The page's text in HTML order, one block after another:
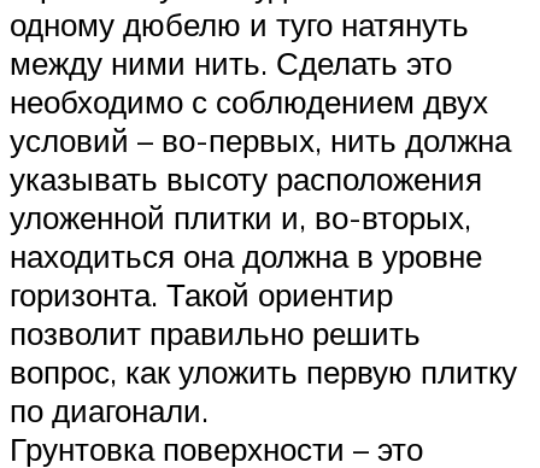
одному дюбелю и туго натянуть
между ними нить. Сделать это
необходимо с соблюдением двух
условий – во-первых, нить должна
указывать высоту расположения
уложенной плитки и, во-вторых,
находиться она должна в уровне
горизонта. Такой ориентир
позволит правильно решить
вопрос, как уложить первую плитку
по диагонали.
Грунтовка поверхности – это